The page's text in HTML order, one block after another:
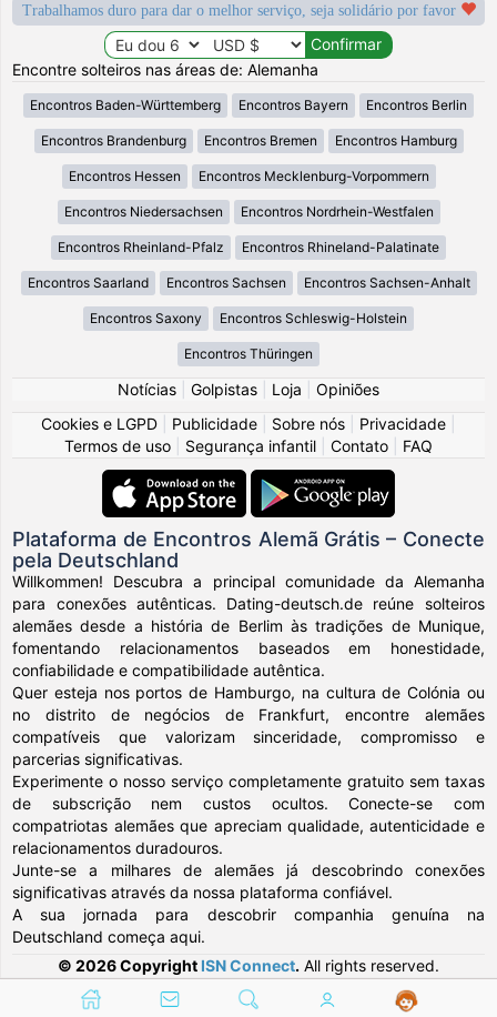
Trabalhamos duro para dar o melhor serviço, seja solidário por favor
Encontre solteiros nas áreas de: Alemanha
Encontros Baden-Württemberg Encontros Bayern Encontros Berlin
Encontros Brandenburg Encontros Bremen Encontros Hamburg
Encontros Hessen Encontros Mecklenburg-Vorpommern
Encontros Niedersachsen Encontros Nordrhein-Westfalen
Encontros Rheinland-Pfalz Encontros Rhineland-Palatinate
Encontros Saarland Encontros Sachsen Encontros Sachsen-Anhalt
Encontros Saxony Encontros Schleswig-Holstein
Encontros Thüringen
Notícias Golpistas Loja
Opiniões
Cookies e LGPD
Publicidade Sobre nós Privacidade
Termos de uso
Segurança infantil Contato FAQ
Plataforma de Encontros Alemã Grátis – Conecte
pela Deutschland
Willkommen! Descubra a principal comunidade da Alemanha
para conexões autênticas. Dating-deutsch.de reúne solteiros
alemães desde a história de Berlim às tradições de Munique,
fomentando relacionamentos baseados em honestidade,
confiabilidade e compatibilidade autêntica.
Quer esteja nos portos de Hamburgo, na cultura de Colónia ou
no distrito de negócios de Frankfurt, encontre alemães
compatíveis que valorizam sinceridade, compromisso e
parcerias significativas.
Experimente o nosso serviço completamente gratuito sem taxas
de subscrição nem custos ocultos. Conecte-se com
compatriotas alemães que apreciam qualidade, autenticidade e
relacionamentos duradouros.
Junte-se a milhares de alemães já descobrindo conexões
significativas através da nossa plataforma confiável.
A sua jornada para descobrir companhia genuína na
Deutschland começa aqui.
© 2026 Copyright ISN Connect. All rights reserved.